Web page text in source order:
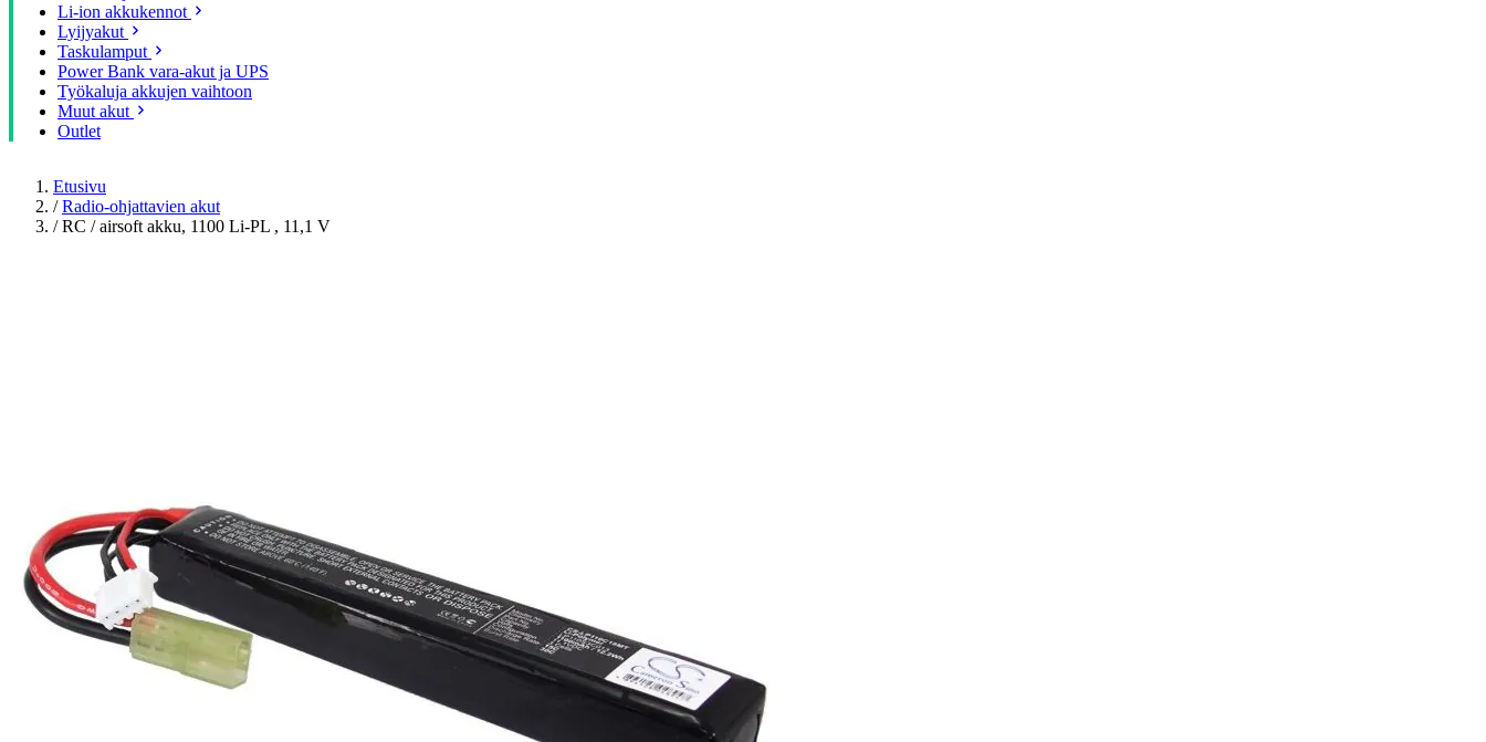
Li-ion akkukennot
Lyijyakut
Taskulamput
Power Bank vara-akut ja UPS
Työkaluja akkujen vaihtoon
Muut akut
Outlet
Etusivu
/ Radio-ohjattavien akut
/ RC / airsoft akku, 1100 Li-PL , 11,1 V